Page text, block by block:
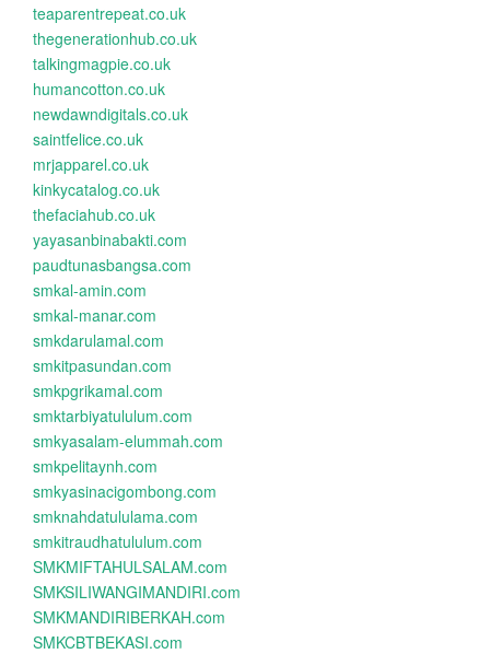
teaparentrepeat.co.uk
thegenerationhub.co.uk
talkingmagpie.co.uk
humancotton.co.uk
newdawndigitals.co.uk
saintfelice.co.uk
mrjapparel.co.uk
kinkycatalog.co.uk
thefaciahub.co.uk
yayasanbinabakti.com
paudtunasbangsa.com
smkal-amin.com
smkal-manar.com
smkdarulamal.com
smkitpasundan.com
smkpgrikamal.com
smktarbiyatululum.com
smkyasalam-elummah.com
smkpelitaynh.com
smkyasinacigombong.com
smknahdatululama.com
smkitraudhatululum.com
SMKMIFTAHULSALAM.com
SMKSILIWANGIMANDIRI.com
SMKMANDIRIBERKAH.com
SMKCBTBEKASI.com